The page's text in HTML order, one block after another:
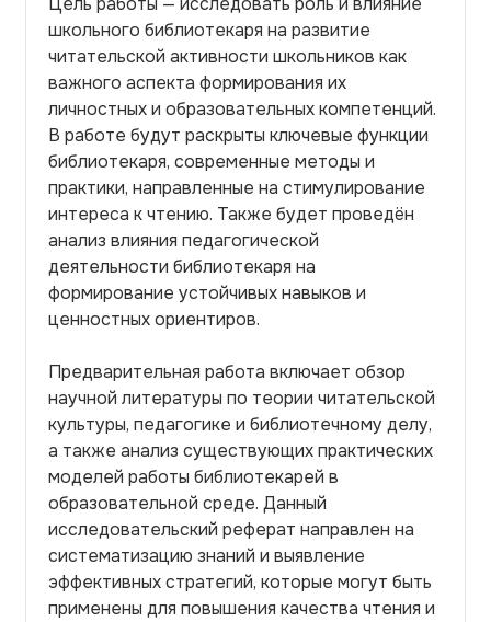
школьного библиотекаря на развитие
читательской активности школьников как
важного аспекта формирования их
личностных и образовательных компетенций.
В работе будут раскрыты ключевые функции
библиотекаря, современные методы и
практики, направленные на стимулирование
интереса к чтению. Также будет проведён
анализ влияния педагогической
деятельности библиотекаря на
формирование устойчивых навыков и
ценностных ориентиров.
Предварительная работа включает обзор
научной литературы по теории читательской
культуры, педагогике и библиотечному делу,
а также анализ существующих практических
моделей работы библиотекарей в
образовательной среде. Данный
исследовательский реферат направлен на
систематизацию знаний и выявление
эффективных стратегий, которые могут быть
применены для повышения качества чтения и